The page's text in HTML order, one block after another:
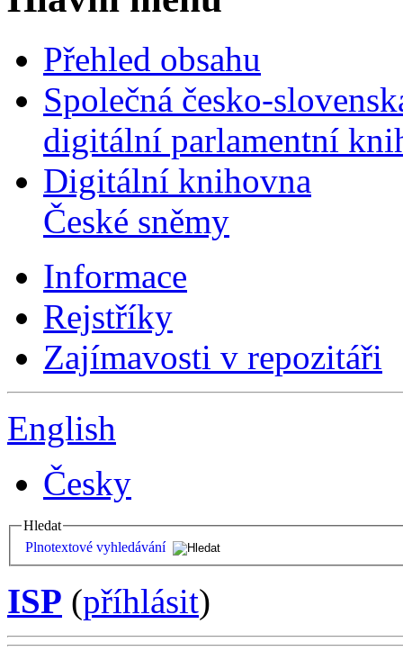
Přehled obsahu
Společná česko-
digitální parlamentní
Digitální knihovna
České sněmy
Informace
Rejstříky
Zajímavosti v repozitáři
English
Česky
Hledat
Plnotextové vyhledávání
ISP (příhlásit)